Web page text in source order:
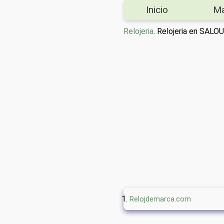
Inicio
Relojeria. Relojeria en SALOU
Relojdemarca.com